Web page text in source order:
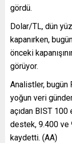
gördü.
Dolar/TL, dün
kapanırken,
önceki
görüyor.
Analistler, bugün
yoğun veri
açıdan BIST
destek, 9.400 ve
kaydetti. (AA)